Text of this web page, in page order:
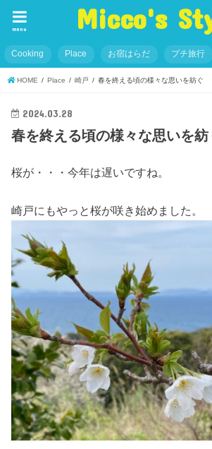
Micco's
menu
Cooking Place お宿はらだ プチ旅行
HOME Place 崎戸 春を終える頃の様々な思いを紡ぐ
2024.03.28
春を終える頃の様々な思いを紡
桜が・・・今年は遅いですね。
崎戸にもやっと桜が咲き始めました。